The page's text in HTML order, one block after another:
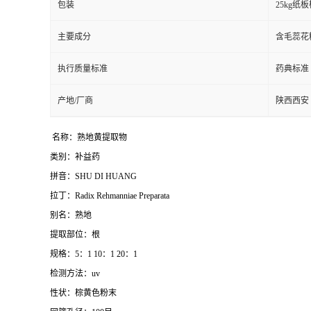
包装 25kg纸
主要成分 含毛蕊花
执行质量标准 药典标准
产地/厂商 陕西西安
名称：熟地黄提取物
类别：补益药
拼音： SHU DI HUANG
拉丁： Radix Rehmanniae Preparata
别名：熟地
提取部位：根
规格： 5： 1 10： 1 20： 1
检测方法： uv
性状：棕黄色粉末